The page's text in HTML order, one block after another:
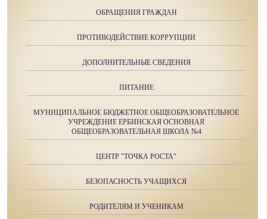
ОБРАЩЕНИЯ ГРАЖДАН
ПРОТИВОДЕЙСТВИЕ КОРРУПЦИИ
ДОПОЛНИТЕЛЬНЫЕ СВЕДЕНИЯ
ПИТАНИЕ
МУНИЦИПАЛЬНОЕ БЮДЖЕТНОЕ ОБЩЕОБРАЗОВАТЕЛЬНОЕ
УЧРЕЖДЕНИЕ ЕРБИНСКАЯ ОСНОВНАЯ
ОБЩЕОБРАЗОВАТЕЛЬНАЯ ШКОЛА №4
ЦЕНТР "ТОЧКА РОСТА"
БЕЗОПАСНОСТЬ УЧАЩИХСЯ
РОДИТЕЛЯМ И УЧЕНИКАМ